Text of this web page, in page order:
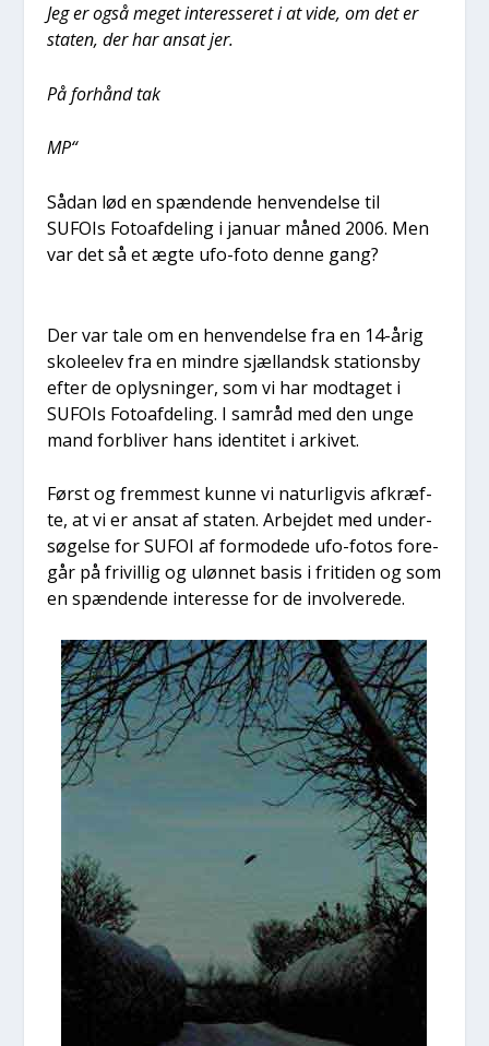
Jeg er også meget inter­es­se­ret i at vide, om det er
sta­ten, der har ansat jer.
På for­hånd tak
MP“
Sådan lød en spæn­den­de hen­ven­del­se til
SUFOIs Foto­af­de­ling i janu­ar måned 2006. Men
var det så et ægte ufo-foto den­ne gang?
Der var tale om en hen­ven­del­se fra en 14-årig
sko­le­e­lev fra en min­dre sjæl­land­sk sta­tions­by
efter de oplys­nin­ger, som vi har mod­ta­get i
SUFOIs Foto­af­de­ling. I sam­råd med den unge
mand for­bli­ver hans iden­ti­tet i arki­vet.
Først og frem­mest kun­ne vi natur­lig­vis afkræf­
te, at vi er ansat af sta­ten. Arbej­det med under­
sø­gel­se for SUFOI af for­mode­de ufo-fotos fore­
går på fri­vil­lig og uløn­net basis i fri­ti­den og som
en spæn­den­de inter­es­se for de invol­ve­re­de.